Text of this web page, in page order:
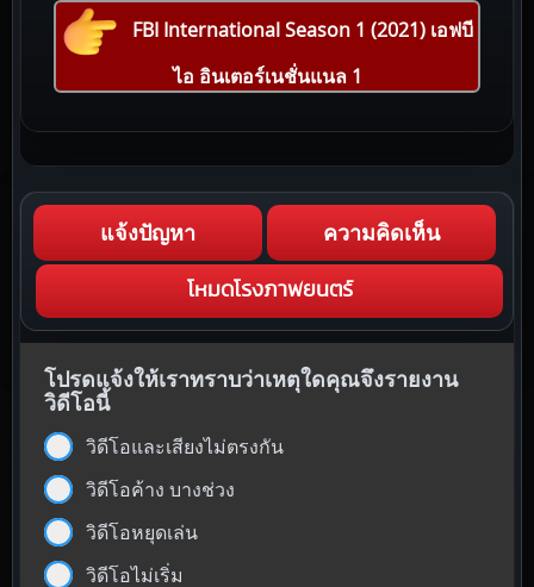
FBI International Season 1 (2021) เอฟบี
ไอ อินเตอร์เนชั่นแนล 1
แจ้งปัญหา ความคิดเห็น
โหมดโรงภาพยนตร์
โปรดแจ้งให้เราทราบว่าเหตุใดคุณจึงรายงาน
วิดีโอนี้
วิดีโอและเสียงไม่ตรงกัน
วิดีโอค้าง บางช่วง
วิดีโอหยุดเล่น
วิดีโอไม่เริ่ม